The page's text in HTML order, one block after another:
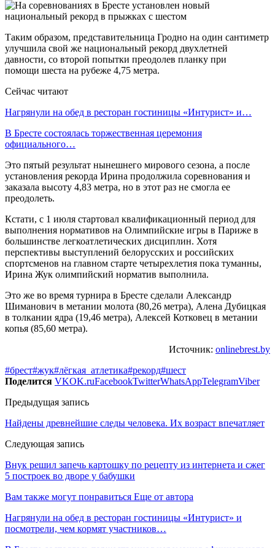
Таким образом, представительница Гродно на один сантиметр
улучшила свой же национальный рекорд двухлетней
давности, со второй попытки преодолев планку при
помощи шеста на рубеже 4,75 метра.
Сейчас читают
Нагрянули на обед в ресторан гостиницы «Интурист» и…
В Бресте состоялась торжественная церемония
официального…
Это пятый результат нынешнего мирового сезона, а после
установления рекорда Ирина продолжила соревнования и
заказала высоту 4,83 метра, но в этот раз не смогла ее
преодолеть.
Кстати, с 1 июля стартовал квалификационный период для
выполнения нормативов на Олимпийские игры в Париже в
большинстве легкоатлетических дисциплин. Хотя
перспективы выступлений белорусских и российских
спортсменов на главном старте четырехлетия пока туманны,
Ирина Жук олимпийский норматив выполнила.
Это же во время турнира в Бресте сделали Александр
Шиманович в метании молота (80,26 метра), Алена Дубицкая
в толкании ядра (19,46 метра), Алексей Котковец в метании
копья (85,60 метра).
Источник: onlinebrest.by
#брест#жук#лёгкая_атлетика#рекорд#шест
Поделится VKOK.ruFacebookTwitterWhatsAppTelegramViber
Предыдущая запись
Найдены древнейшие следы человека. Их возраст впечатляет
Следующая запись
Внук решил запечь картошку по рецепту из интернета и сжег
5 построек во дворе у бабушки
Вам также могут понравиться Еще от автора
Нагрянули на обед в ресторан гостиницы «Интурист» и
посмотрели, чем кормят участников…